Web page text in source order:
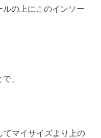
の上にこのインソー
、
てマイサイズより上の